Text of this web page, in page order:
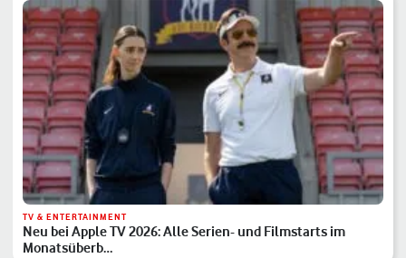
TV & ENTERTAINMENT
Neu bei Apple TV 2026: Alle Serien- und Filmstarts im
Monatsüberb…